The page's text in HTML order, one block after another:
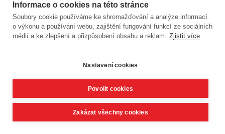
Informace o cookies na této stránce
Soubory cookie používáme ke shromažďování a analýze informací
o výkonu a používání webu, zajištění fungování funkcí ze sociálních
médií a ke zlepšení a přizpůsobení obsahu a reklam. Zjistit více
Nastavení cookies
Povolit cookies
Zakázat všechny cookies
Martina Kociánová, Matěj Homola,
Miroslav Táborský
25.3.2026
VŠECHNY FOTOGALERIE